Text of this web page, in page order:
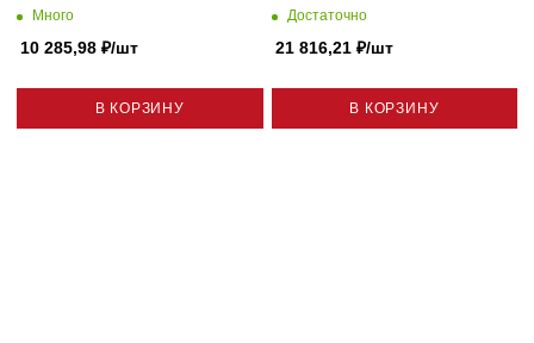
Много
10 285,98 ₽/шт
В КОРЗИНУ
Достаточно
21 816,21₽/шт
В КОРЗИНУ